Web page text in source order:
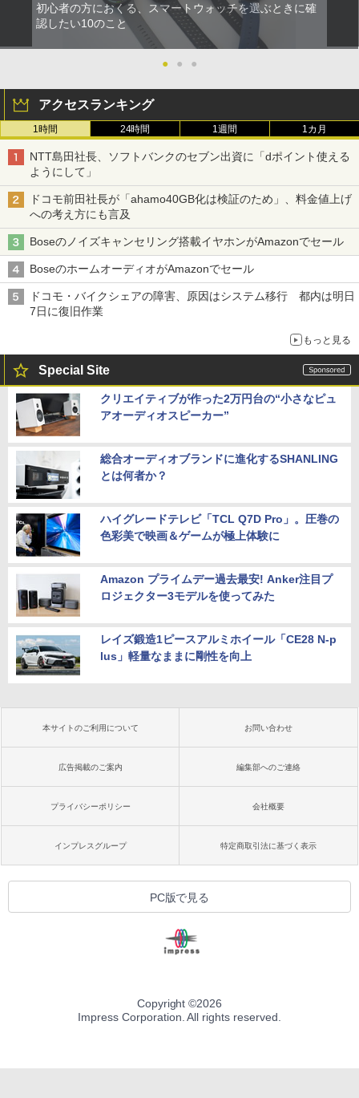
初心者の方におくる、スマートウォッチを選ぶときに確
認したい10のこと
● ● ●
アクセスランキング
1時間 24時間 1週間 1カ月
NTT島田社長、ソフトバンクのセブン出資に「dポイント使える
ようにして」
ドコモ前田社長が「ahamo40GB化は検証のため」、料金値上げ
への考え方にも言及
Boseのノイズキャンセリング搭載イヤホンがAmazonでセール
BoseのホームオーディオがAmazonでセール
ドコモ・バイクシェアの障害、原因はシステム移行 都内は明日
7日に復旧作業
もっと見る
Special Site
クリエイティブが作った2万円台の“小さなピュ
アオーディオスピーカー”
総合オーディオブランドに進化するSHANLING
とは何者か？
ハイグレードテレビ「TCL Q7D Pro」。圧巻の
色彩美で映画＆ゲームが極上体験に
Amazon プライムデー過去最安! Anker注目プ
ロジェクター3モデルを使ってみた
レイズ鍛造1ピースアルミホイール「CE28 N-p
lus」軽量なままに剛性を向上
本サイトのご利用について お問い合わせ
広告掲載のご案内 編集部へのご連絡
プライバシーポリシー 会社概要
インプレスグループ 特定商取引法に基づく表示
PC版で見る
Copyright ©2026
Impress Corporation. All rights reserved.